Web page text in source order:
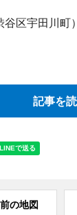
区宇田川町
記事を
前の地図